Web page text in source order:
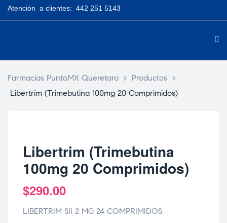
Atención a clientes: 442 251 5143
Farmacias PuntoMX Queretaro > Productos
>
Libertrim (Trimebutina 100mg 20 Comprimidos)
Libertrim (Trimebutina
100mg 20 Comprimidos)
$290.00
LIBERTRIM SII 2 MG 24 COMPRIMIDOS